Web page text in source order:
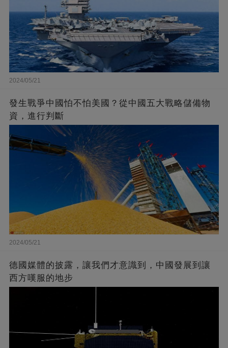
2024/05/21
發生戰爭中國怕不怕美國？從中國五大戰略儲備物
資，進行判斷
2024/05/21
德國媒體的披露，讓我們才意識到，中國發展到讓
西方嘆服的地步